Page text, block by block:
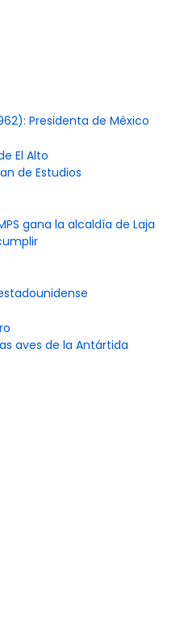
Presidenta de México
El Alto
de Estudios
gana la alcaldía de Laja
aves de la Antártida